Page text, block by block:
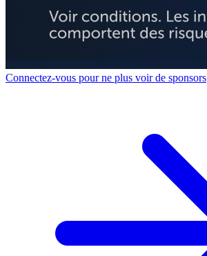
Connectez-vous pour ne plus voir de sponsors